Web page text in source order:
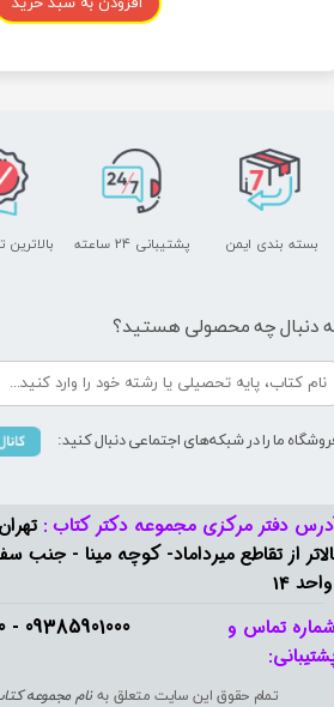
09385901000 - 09378888570​​​​​​​
دفتر مرکزی مجموعه دکتر کتاب :
14
تمام حقوق این سایت متعلق بهنام مجموعه
تماس و
پشتیبانی ۲۴ ساعته بسته بندی ایمن
دنبال چه محصولی هستید؟
ما را در شبکه‌های اجتماعی دنبال کنید: